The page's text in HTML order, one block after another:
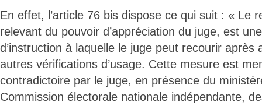
En effet, l’article 76 bis dispose ce qui suit : « Le
relevant du pouvoir d’appréciation du juge, est
d’instruction à laquelle le juge peut recourir après
autres vérifications d’usage. Cette mesure est
contradictoire par le juge, en présence du
Commission électorale nationale indépendante,